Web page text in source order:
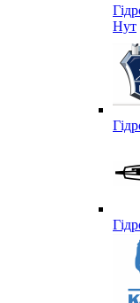
Нут